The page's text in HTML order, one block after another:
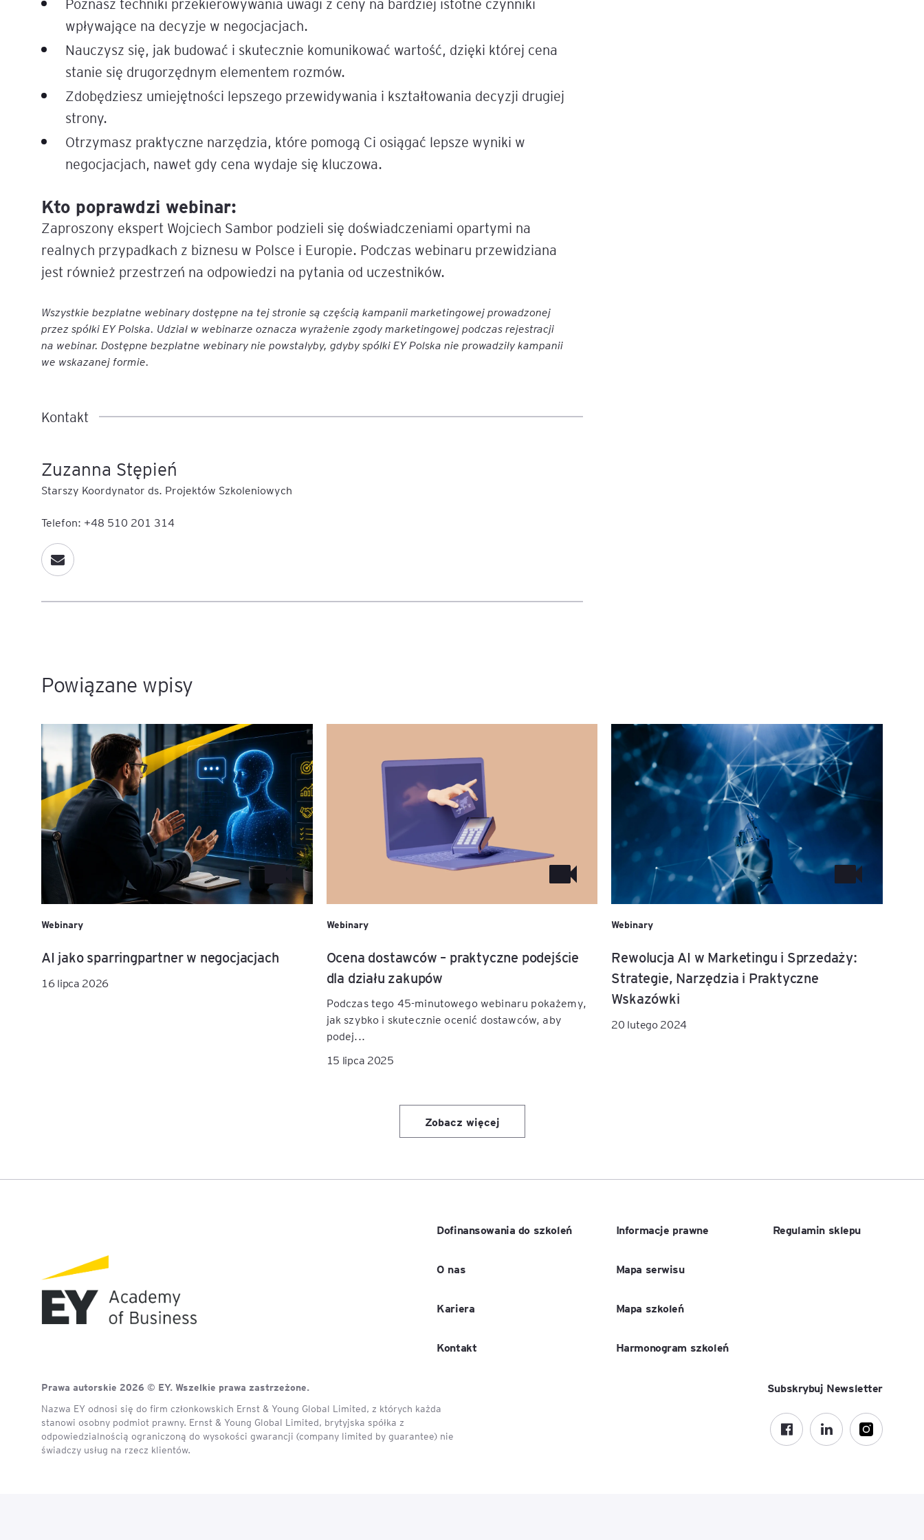
Legal AI – sztuczna inteligencja
dla prawników
wpływające na decyzje w negocjacjach.
Nauczysz się, jak budować i skutecznie komunikować wartość, dzięki której cena
stanie się drugorzędnym elementem rozmów.
Zdobędziesz umiejętności lepszego przewidywania i kształtowania decyzji drugiej
strony.
Otrzymasz praktyczne narzędzia, które pomogą Ci osiągać lepsze wyniki w
negocjacjach, nawet gdy cena wydaje się kluczowa.
Kto poprawdzi webinar:
Zaproszony ekspert Wojciech Sambor podzieli się doświadczeniami opartymi na
realnych przypadkach z biznesu w Polsce i Europie. Podczas webinaru przewidziana
jest również przestrzeń na odpowiedzi na pytania od uczestników.
Wszystkie bezpłatne webinary dostępne na tej stronie są częścią kampanii marketingowej prowadzonej
przez spółki EY Polska. Udział w webinarze oznacza wyrażenie zgody marketingowej podczas rejestracji
na webinar. Dostępne bezpłatne webinary nie powstałyby, gdyby spółki EY Polska nie prowadziły kampanii
we wskazanej formie.
Kontakt
Zuzanna Stępień
Starszy Koordynator ds. Projektów Szkoleniowych
Telefon: +48 510 201 314
Powiązane wpisy
Webinary
AI jako sparringpartner w negocjacjach
16 lipca 2026
Webinary
Ocena dostawców – praktyczne podejście
dla działu zakupów
Podczas tego 45-minutowego webinaru pokażemy,
jak szybko i skutecznie ocenić dostawców, aby
podej...
15 lipca 2025
Webinary
Rewolucja AI w Marketingu i Sprzedaży:
Strategie, Narzędzia i Praktyczne
Wskazówki
20 lutego 2024
Zobacz więcej
Dofinansowania do szkoleń
O nas
Kariera
Kontakt
Informacje prawne
Mapa serwisu
Mapa szkoleń
Harmonogram szkoleń
Regulamin sklepu
Prawa autorskie 2026 © EY. Wszelkie prawa zastrzeżone.
Nazwa EY odnosi się do firm członkowskich Ernst & Young Global Limited, z których każda
stanowi osobny podmiot prawny. Ernst & Young Global Limited, brytyjska spółka z
odpowiedzialnością ograniczoną do wysokości gwarancji (company limited by guarantee) nie
świadczy usług na rzecz klientów.
Subskrybuj Newsletter